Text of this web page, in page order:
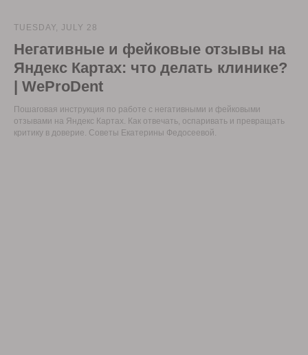
TUESDAY, JULY 28
Негативные и фейковые отзывы на
Яндекс Картах: что делать клинике?
| WeProDent
Пошаговая инструкция по работе с негативными и фейковыми
отзывами на Яндекс Картах. Как отвечать, оспаривать и превращать
критику в доверие. Советы Екатерины Федосеевой.